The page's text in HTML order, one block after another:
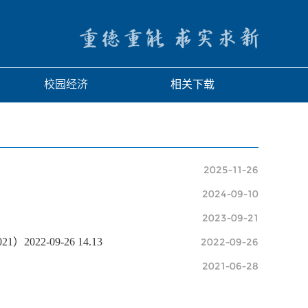
校园经济 相关下载
2025-11-26
2024-09-10
2023-09-21
）2022-09-26 14.13
2022-09-26
2021-06-28